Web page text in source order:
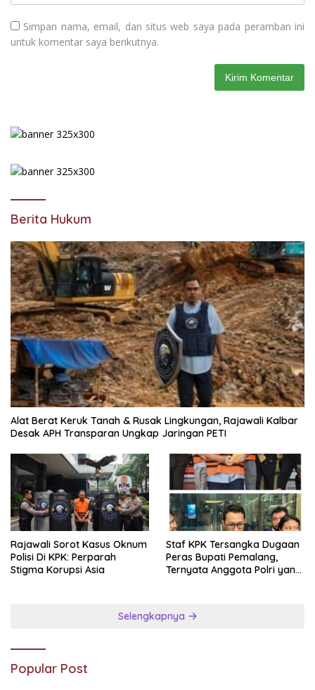
Simpan nama, email, dan situs web saya pada peramban ini
untuk komentar saya berikutnya.
Berita Hukum
Alat Berat Keruk Tanah & Rusak Lingkungan, Rajawali Kalbar
Desak APH Transparan Ungkap Jaringan PETI
Rajawali Sorot Kasus Oknum
Polisi Di KPK: Perparah
Stigma Korupsi Asia
Staf KPK Tersangka Dugaan
Peras Bupati Pemalang,
Ternyata Anggota Polri yang
Selengkapnya
Popular Post